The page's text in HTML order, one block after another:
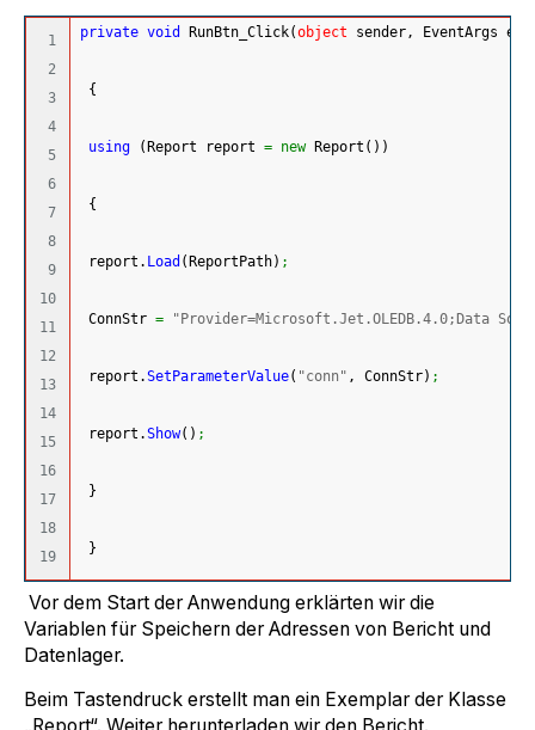
1
2
3
4
5
6
7
8
9
10
11
12
13
14
15
16
17
18
private void RunBtn_Click(object sender, EventArgs e
{
using (Report report = new Report ( ) )
{
report. Load (ReportPath) ;
ConnStr = "Provider=Microsoft.Jet.OLEDB.4.0;Data
report.SetParameterValue( "conn" , ConnStr) ;
report.Show( ) ;
}
}
Vor dem Start der Anwendung erklärten wir die
Variablen für Speichern der Adressen von Bericht und
Datenlager.
Beim Tastendruck erstellt man ein Exemplar der Klasse